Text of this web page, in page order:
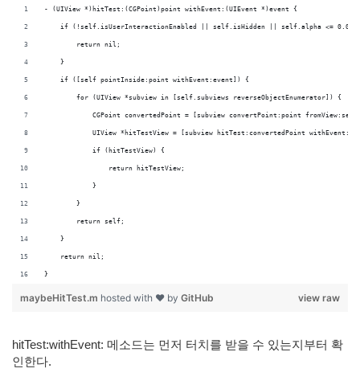
- (UIView *)hitTest:(CGPoint)point withEvent:(UIEvent *)event {
if (!self.isUserInteractionEnabled || self.isHidden || self.alpha <= 0.01)
        return nil;
    }
    if ([self pointInside:point withEvent:event]) {
        for (UIView *subview in [self.subviews reverseObjectEnumerator]) {
CGPoint convertedPoint = [subview convertPoint:point
UIView *hitTestView = [subview hitTest:convertedPoint
            if (hitTestView) {
                return hitTestView;
            }
        }
        return self;
    }
    return nil;
}
view raw
maybeHitTest.m hosted with ❤ by GitHub
hitTest:withEvent: 메소드는 먼저 터치를 받을 수 있는지부터 확
인한다.